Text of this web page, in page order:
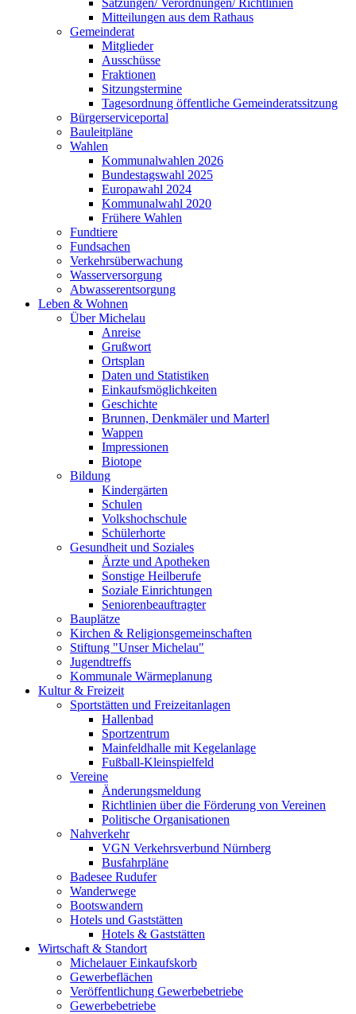
Satzungen/ Verordnungen/ Richtlinien
Mitteilungen aus dem Rathaus
Gemeinderat
Mitglieder
Ausschüsse
Fraktionen
Sitzungstermine
Tagesordnung öffentliche Gemeinderatssitzung
Bürgerserviceportal
Bauleitpläne
Wahlen
Kommunalwahlen 2026
Bundestagswahl 2025
Europawahl 2024
Kommunalwahl 2020
Frühere Wahlen
Fundtiere
Fundsachen
Verkehrsüberwachung
Wasserversorgung
Abwasserentsorgung
Leben & Wohnen
Über Michelau
Anreise
Grußwort
Ortsplan
Daten und Statistiken
Einkaufsmöglichkeiten
Geschichte
Brunnen, Denkmäler und Marterl
Wappen
Impressionen
Biotope
Bildung
Kindergärten
Schulen
Volkshochschule
Schülerhorte
Gesundheit und Soziales
Ärzte und Apotheken
Sonstige Heilberufe
Soziale Einrichtungen
Seniorenbeauftragter
Bauplätze
Kirchen & Religionsgemeinschaften
Stiftung "Unser Michelau"
Jugendtreffs
Kommunale Wärmeplanung
Kultur & Freizeit
Sportstätten und Freizeitanlagen
Hallenbad
Sportzentrum
Mainfeldhalle mit Kegelanlage
Fußball-Kleinspielfeld
Vereine
Änderungsmeldung
Richtlinien über die Förderung von Vereinen
Politische Organisationen
Nahverkehr
VGN Verkehrsverbund Nürnberg
Busfahrpläne
Badesee Rudufer
Wanderwege
Bootswandern
Hotels und Gaststätten
Hotels & Gaststätten
Wirtschaft & Standort
Michelauer Einkaufskorb
Gewerbeflächen
Veröffentlichung Gewerbebetriebe
Gewerbebetriebe